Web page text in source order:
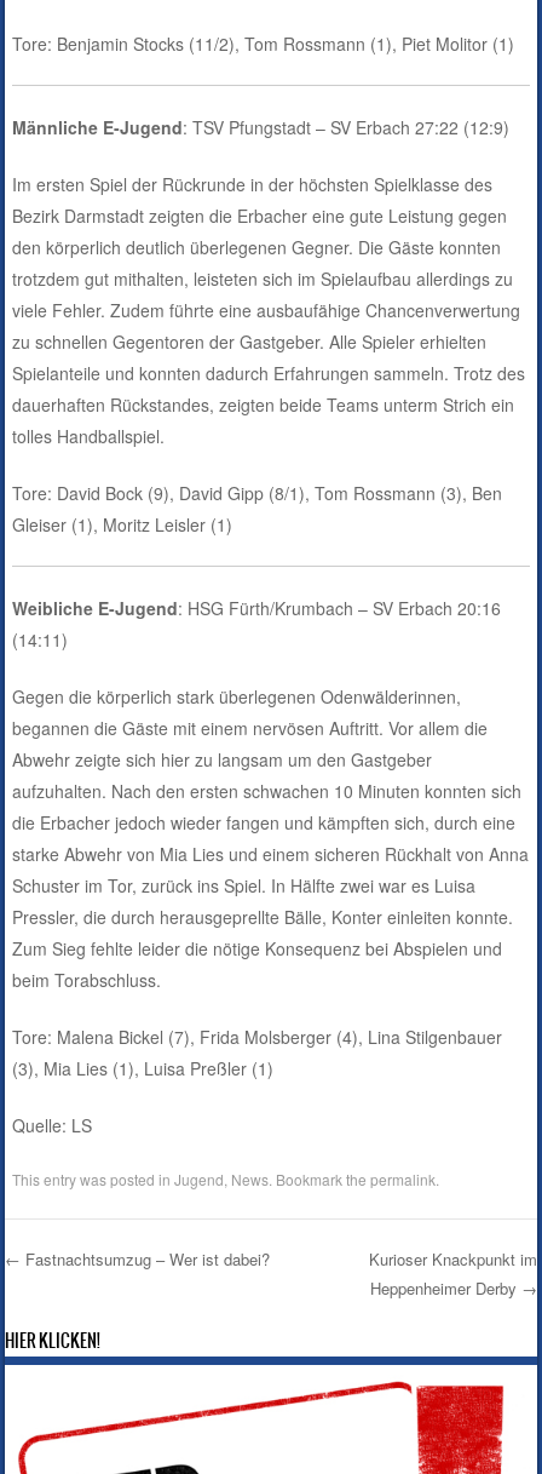
Tore: Benjamin Stocks (11/2), Tom Rossmann (1), Piet Molitor (1)
Männliche E-Jugend: TSV Pfungstadt – SV Erbach 27:22 (12:9)
Im ersten Spiel der Rückrunde in der höchsten Spielklasse des
Bezirk Darmstadt zeigten die Erbacher eine gute Leistung gegen
den körperlich deutlich überlegenen Gegner. Die Gäste konnten
trotzdem gut mithalten, leisteten sich im Spielaufbau allerdings zu
viele Fehler. Zudem führte eine ausbaufähige Chancenverwertung
zu schnellen Gegentoren der Gastgeber. Alle Spieler erhielten
Spielanteile und konnten dadurch Erfahrungen sammeln. Trotz des
dauerhaften Rückstandes, zeigten beide Teams unterm Strich ein
tolles Handballspiel.
Tore: David Bock (9), David Gipp (8/1), Tom Rossmann (3), Ben
Gleiser (1), Moritz Leisler (1)
Weibliche E-Jugend: HSG Fürth/Krumbach – SV Erbach 20:16
(14:11)
Gegen die körperlich stark überlegenen Odenwälderinnen,
begannen die Gäste mit einem nervösen Auftritt. Vor allem die
Abwehr zeigte sich hier zu langsam um den Gastgeber
aufzuhalten. Nach den ersten schwachen 10 Minuten konnten sich
die Erbacher jedoch wieder fangen und kämpften sich, durch eine
starke Abwehr von Mia Lies und einem sicheren Rückhalt von Anna
Schuster im Tor, zurück ins Spiel. In Hälfte zwei war es Luisa
Pressler, die durch herausgeprellte Bälle, Konter einleiten konnte.
Zum Sieg fehlte leider die nötige Konsequenz bei Abspielen und
beim Torabschluss.
Tore: Malena Bickel (7), Frida Molsberger (4), Lina Stilgenbauer
(3), Mia Lies (1), Luisa Preßler (1)
Quelle: LS
This entry was posted inJugend News . Bookmark thepermalink
← Fastnachtsumzug – Wer ist dabei?
Kurioser Knackpunkt im
Heppenheimer Derby →
HIER KLICKEN!